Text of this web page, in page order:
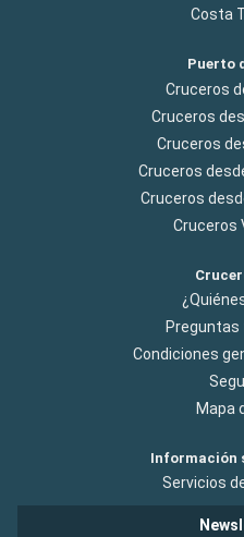
Costa
Puerto
Cruceros
Cruceros
Cruceros
Cruceros
Cruceros
Cruceros
Condiciones
Mapa
Información
Servicios